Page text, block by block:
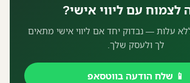
לצמוח עם ליווי אישי?
עלות — נבדוק יחד אם ליווי אישי מתאים
לך ולעסק שלך.
📱 שלח הודעה בווטסאפ